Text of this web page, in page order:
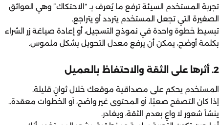
تجربة المستخدم السيئة ترفع ما يُعرف بـ “الاحتكاك” وهي العوائق
الصغيرة التي تجعل المستخدم يتردد أو يتراجع.
تبسيط خطوة واحدة في نموذج التسجيل، أو إعادة صياغة زر الشراء
بكلمة أوضح، يمكن أن يرفع معدل التحويل بشكل ملموس.
2. أثرها على الثقة والاحتفاظ بالعميل
المستخدم يحكم على مصداقية موقعك خلال ثوانٍ قليلة.
إذا كان التصفح صعبًا، أو المحتوى غير واضح، أو الخطوات معقدة..
ينشأ شعور لا واعٍ بعدم الثقة، ويغادر.